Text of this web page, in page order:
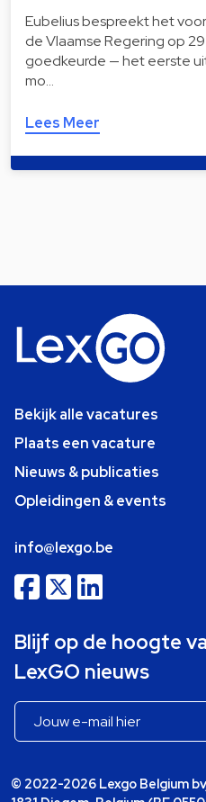
Eubelius bespreekt het
de Vlaamse Regering op
goedkeurde — het eerste
mo…
Lees Meer
Bekijk alle vacatures
Plaats een vacature
Nieuws & publicaties
Opleidingen & events
info@lexgo.be
Blijf op de hoogte
LexGO nieuws
© 2022-2026 Lexgo Belgium